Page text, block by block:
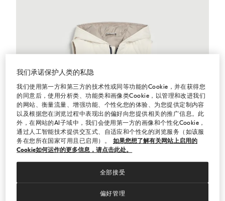
我们承诺保护人类的私隐
我们使用第一方和第三方的技术性或同等功能的Cookie，并在获得您
的同意后，使用分析类、功能类和画像类Cookie，以管理和改进我们
的网站、衡量流量、增强功能、个性化您的体验、为您提供定制内容
以及根据您在浏览过程中表现出的偏好向您提供相关的推广信息。此
外，在网站的AI子域中，我们会使用第一方的画像和个性化Cookie，
通过人工智能技术提供交互式、自适应和个性化的浏览服务（如该服
务在您所在国家可用且已启用）。
如果您想了解有关网站上启用的
Cookie如何运作的更多信息，请点击此处。
偏好管理
全部接受